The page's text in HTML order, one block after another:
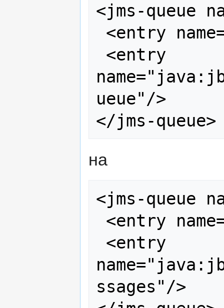
<jms-queue
ueue"/>
на
<jms-queue
ssages"/>